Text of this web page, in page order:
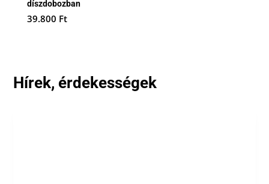
díszdobozban
39.800 Ft
Hírek, érdekességek